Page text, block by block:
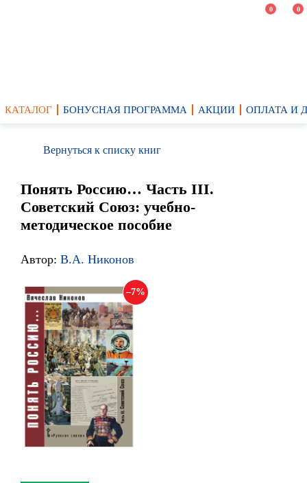
0 0
КАТАЛОГ БОНУСНАЯ ПРОГРАММА АКЦИИ ОПЛАТА И
Вернуться к списку книг
Понять Россию… Часть III.
Советский Союз: учебно-
методическое пособие
Автор: В.А. Никонов
7